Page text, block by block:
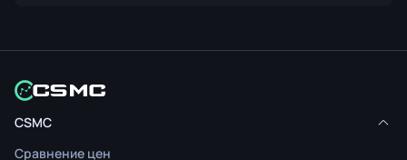
CSMC
Сравнение цен